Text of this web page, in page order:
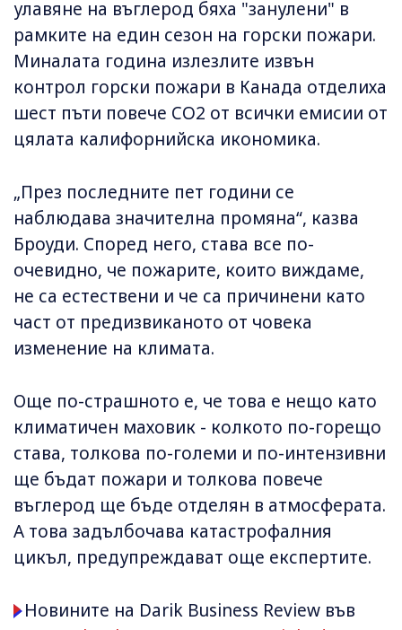
улавяне на въглерод бяха "занулени" в
рамките на един сезон на горски пожари.
Миналата година излезлите извън
контрол горски пожари в Канада отделиха
шест пъти повече CO2 от всички емисии от
цялата калифорнийска икономика.
„През последните пет години се
наблюдава значителна промяна“, казва
Броуди. Според него, става все по-
очевидно, че пожарите, които виждаме,
не са естествени и че са причинени като
част от предизвиканото от човека
изменение на климата.
Още по-страшното е, че това е нещо като
климатичен маховик - колкото по-горещо
става, толкова по-големи и по-интензивни
ще бъдат пожари и толкова повече
въглерод ще бъде отделян в атмосферата.
А това задълбочава катастрофалния
цикъл, предупреждават още експертите.
Новините на Darik Business Review във